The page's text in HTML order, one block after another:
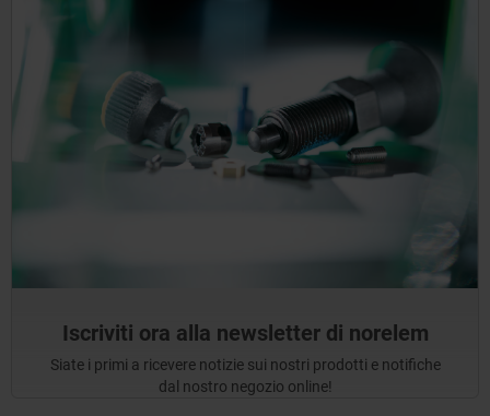
Iscriviti ora alla newsletter di norelem
Siate i primi a ricevere notizie sui nostri prodotti e notifiche
dal nostro negozio online!